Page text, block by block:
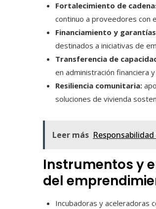
Fortalecimiento de
continuo a proveedores con
Financiamiento y
destinados a iniciativas de
Transferencia de
en administración financiera
Resiliencia comunitaria:
soluciones de vivienda
Leer más
Instrumentos y
del
Incubadoras y aceleradoras